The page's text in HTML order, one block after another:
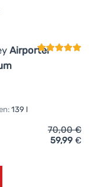
Small'
Airporter
139 l
Vergleich 'Tasche
70,00€
59,99 €